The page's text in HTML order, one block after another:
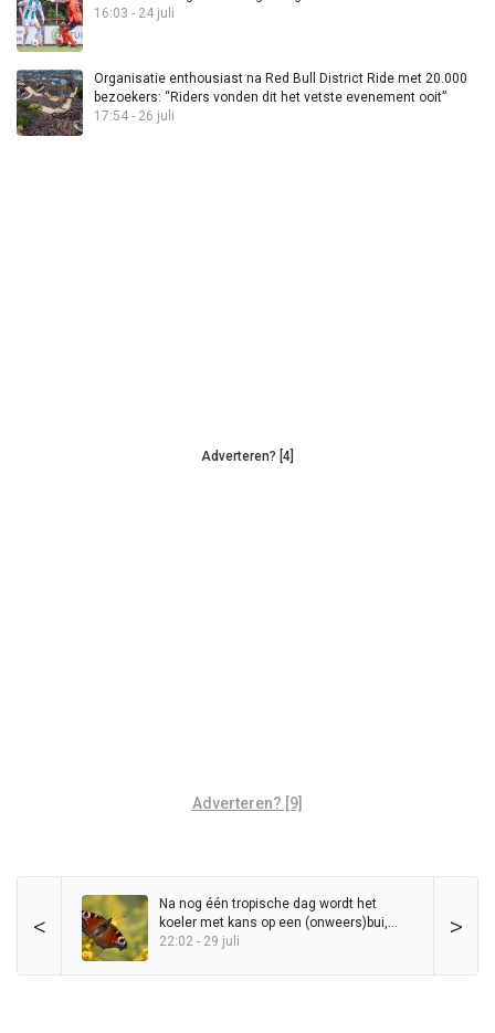
16:03 - 24 juli
Organisatie enthousiast na Red Bull District Ride met 20.000
bezoekers: “Riders vonden dit het vetste evenement ooit”
17:54 - 26 juli
Adverteren? [4]
Adverteren? [9]
< >
Na nog één tropische dag wordt het
koeler met kans op een (onweers)bui,
maar zomer blijft in het zadel
22:02 - 29 juli